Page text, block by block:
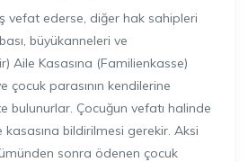
vefat ederse, diğer hak sahipleri
büyükanneleri ve
Aile Kasasına (Familienkasse)
çocuk parasının kendilerine
bulunurlar. Çocuğun vefatı halinde
kasasına bildirilmesi gerekir. Aksi
sonra ödenen çocuk